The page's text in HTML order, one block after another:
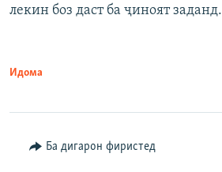
лекин боз даст ба ҷиноят заданд.
Идома
Ба дигарон фиристед